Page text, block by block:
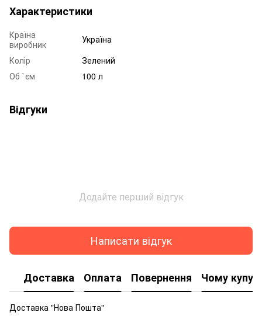
Характеристики
Країна
виробник
Україна
Колір
Зелений
Об `єм
100 л
Відгуки
Додайте перший відгук
Написати відгук
Доставка Оплата Повернення Чому
Доставка "Нова Пошта"